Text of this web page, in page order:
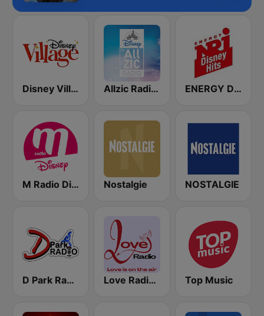
Disney Village Radio Allzic Radio DISNEY ENERGY Disney Hits
M Radio Disney Nostalgie NOSTALGIE
D Park Radio - 4 Disney Resort TV Love Radio - Disney Top Music